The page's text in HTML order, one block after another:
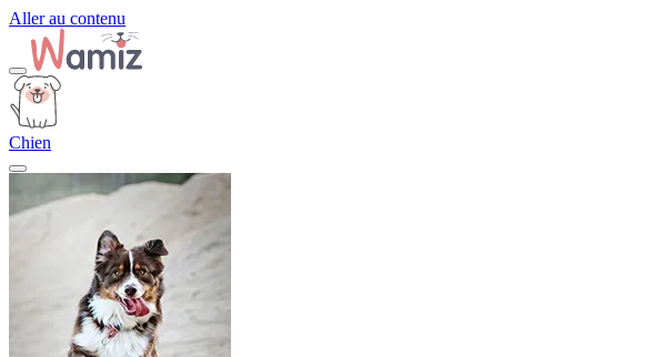
Aller au contenu
Chien